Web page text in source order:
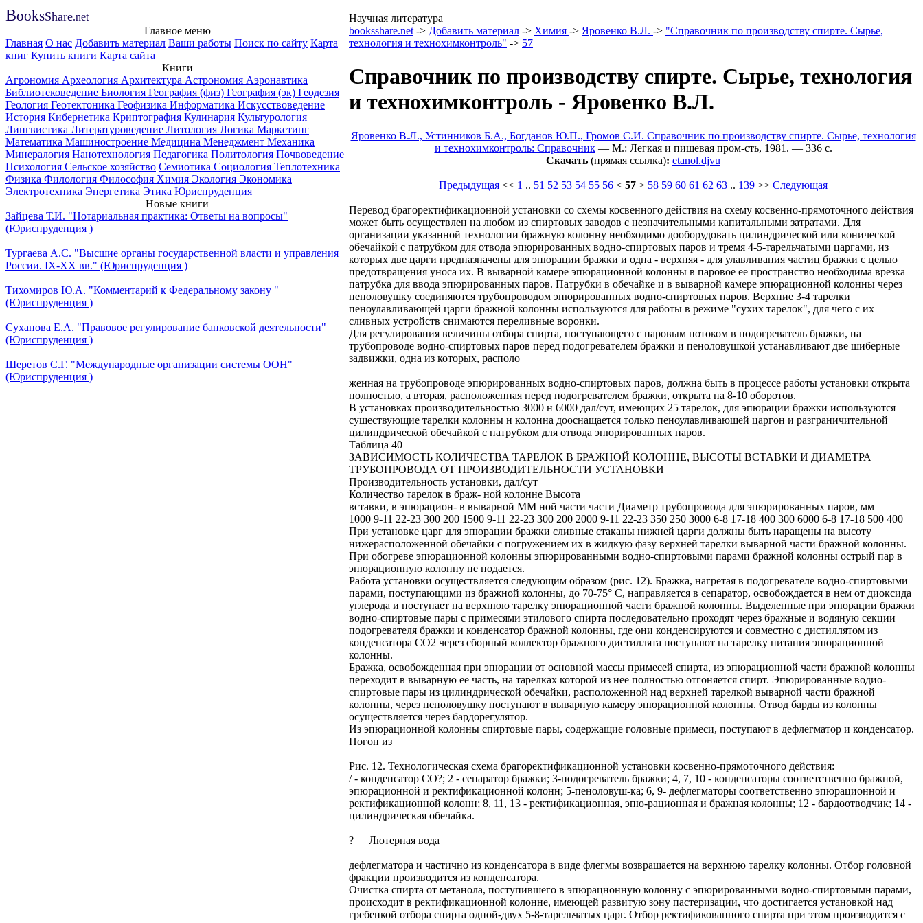
BooksShare.net
Научная литература
Главное меню
Главная О нас Добавить материал Ваши работы Поиск по сайту Карта
книг Купить книги Карта сайта
Книги
Агрономия Археология Архитектура Астрономия Аэронавтика
Библиотековедение Биология География (физ) География (эк) Геодезия
Геология Геотектоника Геофизика Информатика Искусствоведение
История Кибернетика Криптография Кулинария Культурология
Лингвистика Литературоведение Литология Логика Маркетинг
Математика Машиностроение Медицина Менеджмент Механика
Минералогия Нанотехнология Педагогика Политология Почвоведение
Психология Сельское хозяйство Семиотика Социология Теплотехника
Физика Филология Философия Химия Экология Экономика
Электротехника Энергетика Этика Юриспруденция
Новые книги
Зайцева Т.И. "Нотариальная практика: Ответы на вопросы"
(Юриспруденция )
Тургаева А.С. "Высшие органы государственной власти и управления
России. IХ-ХХ вв." (Юриспруденция )
Тихомиров Ю.А. "Комментарий к Федеральному закону "
(Юриспруденция )
Суханова Е.А. "Правовое регулирование банковской деятельности"
(Юриспруденция )
Шеретов С.Г. "Международные организации системы ООН"
(Юриспруденция )
booksshare.net -> Добавить материал -> Химия -> Яровенко В.Л. -> "Справочник по производству спирте. Сырье,
технология и технохимконтроль" -> 57
Справочник по производству спирте. Сырье, технология
и технохимконтроль - Яровенко В.Л.
Яровенко В.Л., Устинников Б.А., Богданов Ю.П., Громов С.И. Справочник по производству спирте. Сырье, технология
и технохимконтроль: Справочник— M.: Легкая и пищевая пром-сть, 1981. — 336 c.
Скачать (прямая ссылка): etanol.djvu
Предыдущая << 1 .. 51 52 53 54 55 56 < 57 > 58 59 60 61 62 63 .. 139 >> Следующая
Перевод брагоректификационной установки со схемы косвенного действия на схему косвенно-прямоточного действия
может быть осуществлен на любом из спиртовых заводов с незначительными капитальными затратами. Для
организации указанной технологии бражную колонну необходимо дооборудовать цилиндрической или конической
обечайкой с патрубком для отвода эпюрированных водно-спиртовых паров и тремя 4-5-тарельчатыми царгами, из
которых две царги предназначены для эпюрации бражки и одна - верхняя - для улавливания частиц бражки с целью
предотвращения уноса их. В выварной камере эпюрационной колонны в паровое ее пространство необходима врезка
патрубка для ввода эпюрированных паров. Патрубки в обечайке и в выварной камере эпюрационной колонны через
пеноловушку соединяются трубопроводом эпюрированных водно-спиртовых паров. Верхние 3-4 тарелки
пеноулавливающей царги бражной колонны используются для работы в режиме "сухих тарелок", для чего с их
сливных устройств снимаются переливные воронки.
Для регулирования величины отбора спирта, поступающего с паровым потоком в подогреватель бражки, на
трубопроводе водно-спиртовых паров перед подогревателем бражки и пеноловушкой устанавливают две шиберные
задвижки, одна из которых, располо
женная на трубопроводе эпюрированных водно-спиртовых паров, должна быть в процессе работы установки открыта
полностью, а вторая, расположенная перед подогревателем бражки, открыта на 8-10 оборотов.
В установках производительностью 3000 н 6000 дал/сут, имеющих 25 тарелок, для эпюрации бражки используются
существующие тарелки колонны н колонна дооснащается только пеноулавливающей царгон и разграничительной
цилиндрической обечайкой с патрубком для отвода эпюрированных паров.
Таблица 40
ЗАВИСИМОСТЬ КОЛИЧЕСТВА ТАРЕЛОК В БРАЖНОЙ КОЛОННЕ, ВЫСОТЫ ВСТАВКИ И ДИАМЕТРА
ТРУБОПРОВОДА ОТ ПРОИЗВОДИТЕЛЬНОСТИ УСТАНОВКИ
Производительность установки, дал/сут
Количество тарелок в браж- ной колонне Высота
вставки, в эпюрацион- в выварной MM ной части части Диаметр трубопровода для эпюрированных паров, мм
1000 9-11 22-23 300 200 1500 9-11 22-23 300 200 2000 9-11 22-23 350 250 3000 6-8 17-18 400 300 6000 6-8 17-18 500 400
При установке царг для эпюрации бражки сливные стаканы нижней царги должны быть наращены на высоту
нижерасположенной обечайки с погружением их в жидкую фазу верхней тарелки выварной части бражной колонны.
При обогреве эпюрационной колонны эпюрированными водно-спиртовыми парами бражной колонны острый пар в
эпюрационную колонну не подается.
Работа установки осуществляется следующим образом (рис. 12). Бражка, нагретая в подогревателе водно-спиртовыми
парами, поступающими из бражной колонны, до 70-75° С, направляется в сепаратор, освобождается в нем от диоксида
углерода и поступает на верхнюю тарелку эпюрационной части бражной колонны. Выделенные при эпюрации бражки
водно-спиртовые пары с примесями этилового спирта последовательно проходят через бражные и водяную секции
подогревателя бражки и конденсатор бражной колонны, где они конденсируются и совместно с дистиллятом из
конденсатора CO2 через сборный коллектор бражного дистиллята поступают на тарелку питания эпюрационной
колонны.
Бражка, освобожденная при эпюрации от основной массы примесей спирта, из эпюрационной части бражной колонны
переходит в выварную ее часть, на тарелках которой из нее полностью отгоняется спирт. Эпюрированные водио-
спиртовые пары из цилиндрической обечайки, расположенной над верхней тарелкой выварной части бражной
колонны, через пеноловушку поступают в выварную камеру эпюрационной колонны. Отвод барды из колонны
осуществляется через бардорегулятор.
Из эпюрационной колонны спиртовые пары, содержащие головные примеси, поступают в дефлегматор и конденсатор.
Погон из
Рис. 12. Технологическая схема брагоректификационной установки косвенно-прямоточного действия:
/ - конденсатор СО?; 2 - сепаратор бражки; 3-подогреватель бражки; 4, 7, 10 - конденсаторы соответственно бражной,
эпюрационной и ректификационной колонн; 5-пеноловуш-ка; 6, 9- дефлегматоры соответственно эпюрационной и
ректификационной колонн; 8, 11, 13 - ректификационная, эпю-рационная и бражная колонны; 12 - бардоотводчик; 14 -
цилиндрическая обечайка.
?== Лютерная вода
дефлегматора и частично из конденсатора в виде флегмы возвращается на верхнюю тарелку колонны. Отбор головной
фракции производится из конденсатора.
Очистка спирта от метанола, поступившего в эпюрацнонную колонну с эпюрированными водно-спиртовымн парами,
происходит в ректификационной колонне, имеющей развитую зону пастеризации, что достигается установкой над
гребенкой отбора спирта одной-двух 5-8-тарельчатых царг. Отбор ректификованного спирта при этом производится с